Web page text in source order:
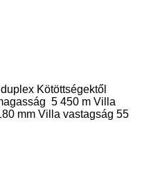
duplex Kötöttségektől
5 450 m Villa
mm Villa vastagság 55